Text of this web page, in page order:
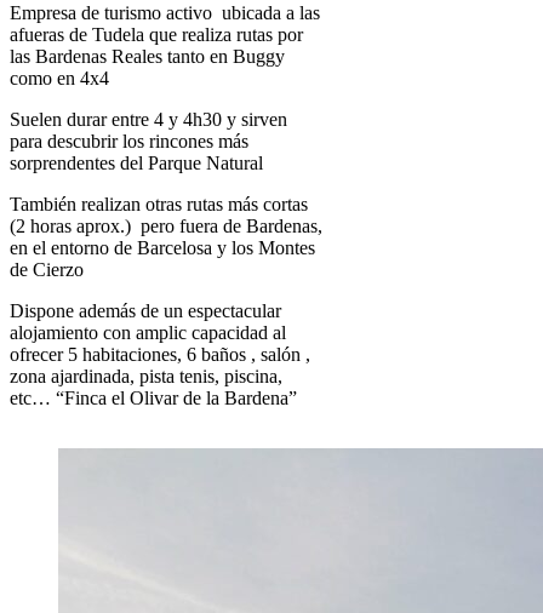
Empresa de turismo activo ubicada a las
afueras de Tudela que realiza rutas por
las Bardenas Reales tanto en Buggy
como en 4x4
Suelen durar entre 4 y 4h30 y sirven
para descubrir los rincones más
sorprendentes del Parque Natural
También realizan otras rutas más cortas
(2 horas aprox.) pero fuera de Bardenas,
en el entorno de Barcelosa y los Montes
de Cierzo
Dispone además de un espectacular
alojamiento con amplic capacidad al
ofrecer 5 habitaciones, 6 baños , salón ,
zona ajardinada, pista tenis, piscina,
etc… “Finca el Olivar de la Bardena”